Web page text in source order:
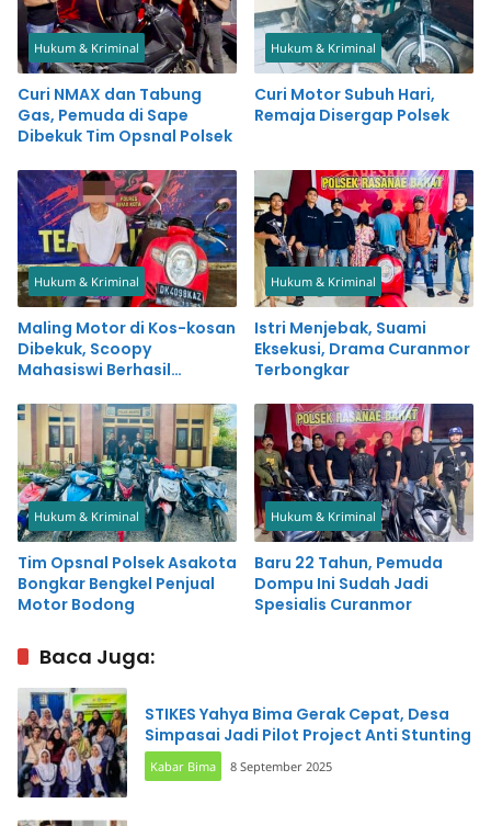
Hukum & Kriminal
Curi NMAX dan Tabung
Gas, Pemuda di Sape
Dibekuk Tim Opsnal Polsek
Hukum & Kriminal
Curi Motor Subuh Hari,
Remaja Disergap Polsek
Hukum & Kriminal
Maling Motor di Kos-kosan
Dibekuk, Scoopy
Mahasiswi Berhasil
Hukum & Kriminal
Istri Menjebak, Suami
Eksekusi, Drama Curanmor
Terbongkar
Hukum & Kriminal
Tim Opsnal Polsek Asakota
Bongkar Bengkel Penjual
Motor Bodong
Hukum & Kriminal
Baru 22 Tahun, Pemuda
Dompu Ini Sudah Jadi
Spesialis Curanmor
Baca Juga:
STIKES Yahya Bima Gerak Cepat, Desa
Simpasai Jadi Pilot Project Anti Stunting
Kabar Bima 8 September 2025